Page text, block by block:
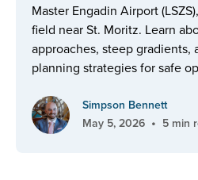
Master Engadin Airport
field near St. Moritz. Learn
approaches, steep gradients,
planning strategies for safe
Simpson Bennett
May 5, 2026 • 5 min